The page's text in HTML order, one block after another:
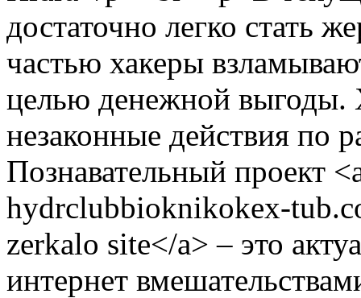
достаточно легко стать
частью хакеры
целью денежной выгоды.
незаконные действия по
Познавательный проект
hydrclubbioknikokex-
zerkalo site</a> – это
интернет